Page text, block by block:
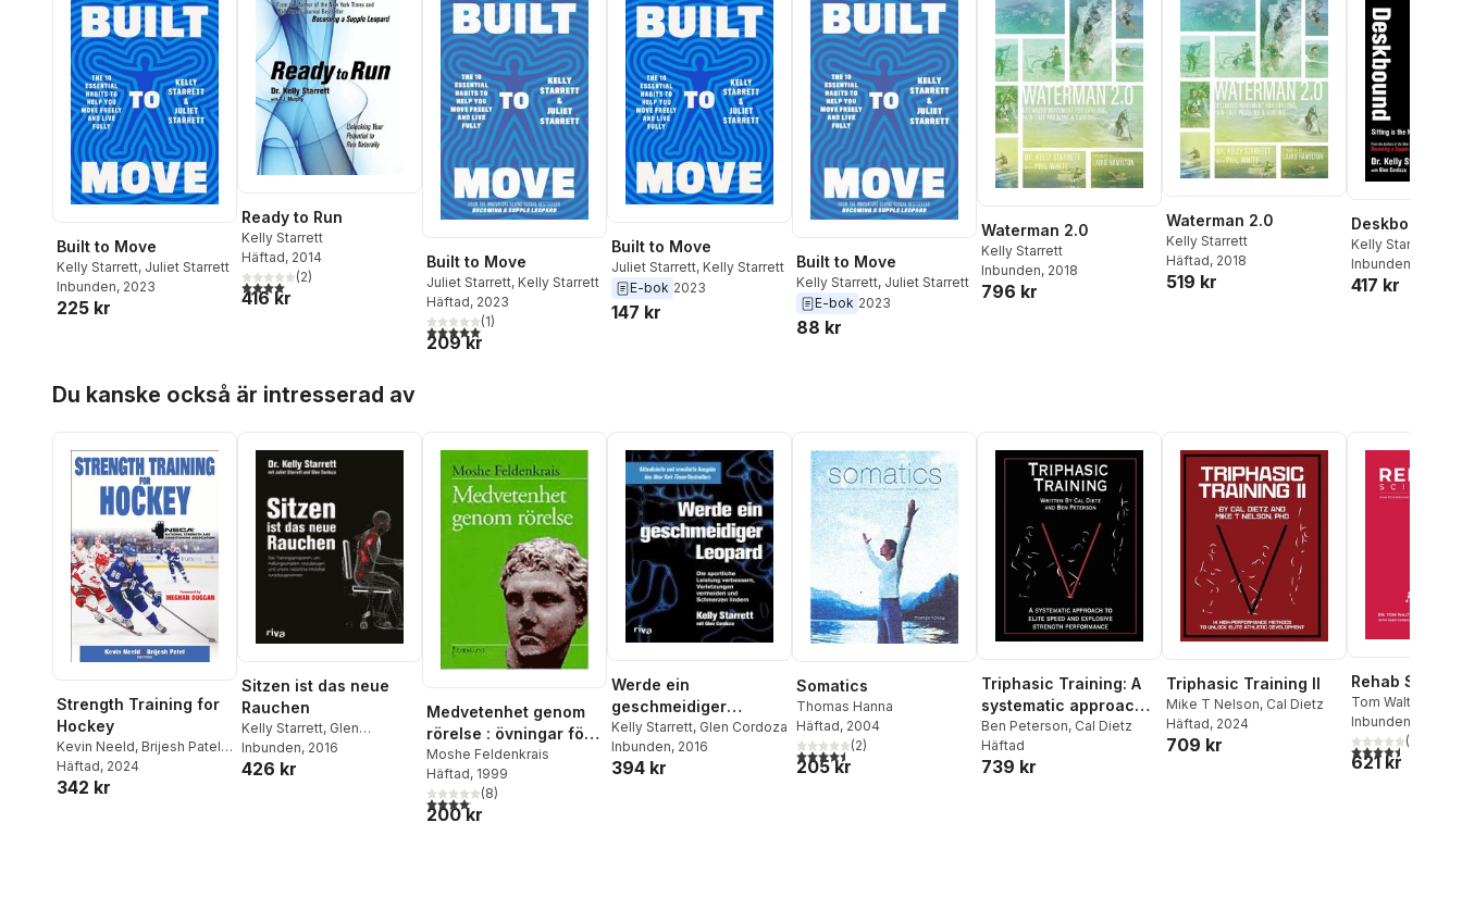
Built to Move
Kelly Starrett, Juliet Starrett
Inbunden, 2023
225 kr
Ready to Run
Kelly Starrett
Häftad, 2014
4,0utav 5 stjärnor. Totalt antal röster:
(2)
416 kr
Built to Move
Juliet Starrett, Kelly Starrett
Häftad, 2023
5,0utav 5 stjärnor. Totalt antal röster:
(1)
209 kr
Built to Move
Juliet Starrett, Kelly Starrett
E-bok 2023
147 kr
Built to Move
Kelly Starrett, Juliet Starrett
E-bok 2023
88 kr
Waterman 2.0
Kelly Starrett
Inbunden, 2018
796 kr
Waterman 2.0
Kelly Starrett
Häftad, 2018
519 kr
Deskbound
Kelly Starrett
Inbunden
417 kr
Du kanske också är intresserad av
Strength Training for
Hockey
Kevin Neeld, Brijesh Patel,
NSCA -National Strength &
Conditioning Association
Häftad, 2024
342 kr
Sitzen ist das neue
Rauchen
Kelly Starrett, Glen
Cordoza,Juliet Starrett
Inbunden, 2016
426 kr
Medvetenhet genom
rörelse : övningar för
personlig utveckling
Moshe Feldenkrais
Häftad, 1999
4,1utav 5 stjärnor. Totalt antal röster:
(8)
200 kr
Werde ein
geschmeidiger
Leopard
Kelly Starrett, Glen Cordoza
Inbunden, 2016
394 kr
Somatics
Thomas Hanna
Häftad, 2004
4,5utav 5 stjärnor. Totalt antal röster:
(2)
205 kr
Triphasic Training: A
systematic approach
to elite speed and
explosive strength
performance
Ben Peterson, Cal Dietz
Häftad
739 kr
Triphasic Training II
Mike T Nelson, Cal Dietz
Häftad, 2024
709 kr
Rehab
Tom Walters
Inbunden
4,5utav 5(
621 kr